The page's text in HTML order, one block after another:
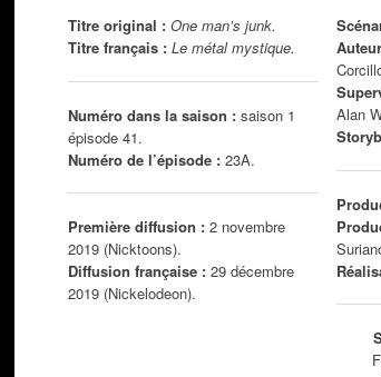
Titre original : One man’s junk.
Titre français : Le métal mystique.
Numéro dans la saison : saison 1
épisode 41.
Numéro de l’épisode : 23A.
Première diffusion : 2 novembre
2019 (Nicktoons).
Diffusion française : 29 décembre
2019 (Nickelodeon).
Alan